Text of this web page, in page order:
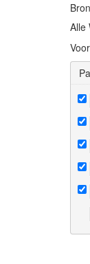
Alle